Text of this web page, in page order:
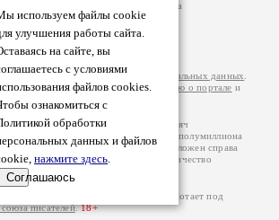
используем файлы cookie
улучшения работы сайта.
на сайте, вы
с условиями
файлов cookies.
ознакомиться с
обработки
данных и файлов
нажмите здесь.
Соглашаюсь
. Перепечатка произведений возможна
автора, к которому вы можете
странице. Ответственность за
авторы несут самостоятельно на
изаконодательства
Политики обработки персональных данных
более подробнуюинформацию о портале и
портала Проза.ру – порядка 100 тысяч
в общей сумме просматривают более полумиллиона
посещаемости, который расположен справа
графе указано по две цифры: количество
посетителей.
авторам, 2000-2026. Портал работает под
писателей.18+